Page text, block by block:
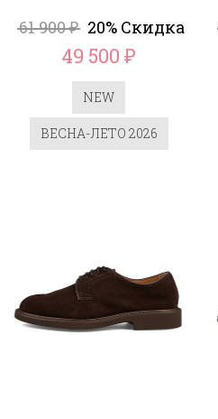
61 900₽ 20% Скидка
49 500₽
NEW
ВЕСНА-ЛЕТО 2026